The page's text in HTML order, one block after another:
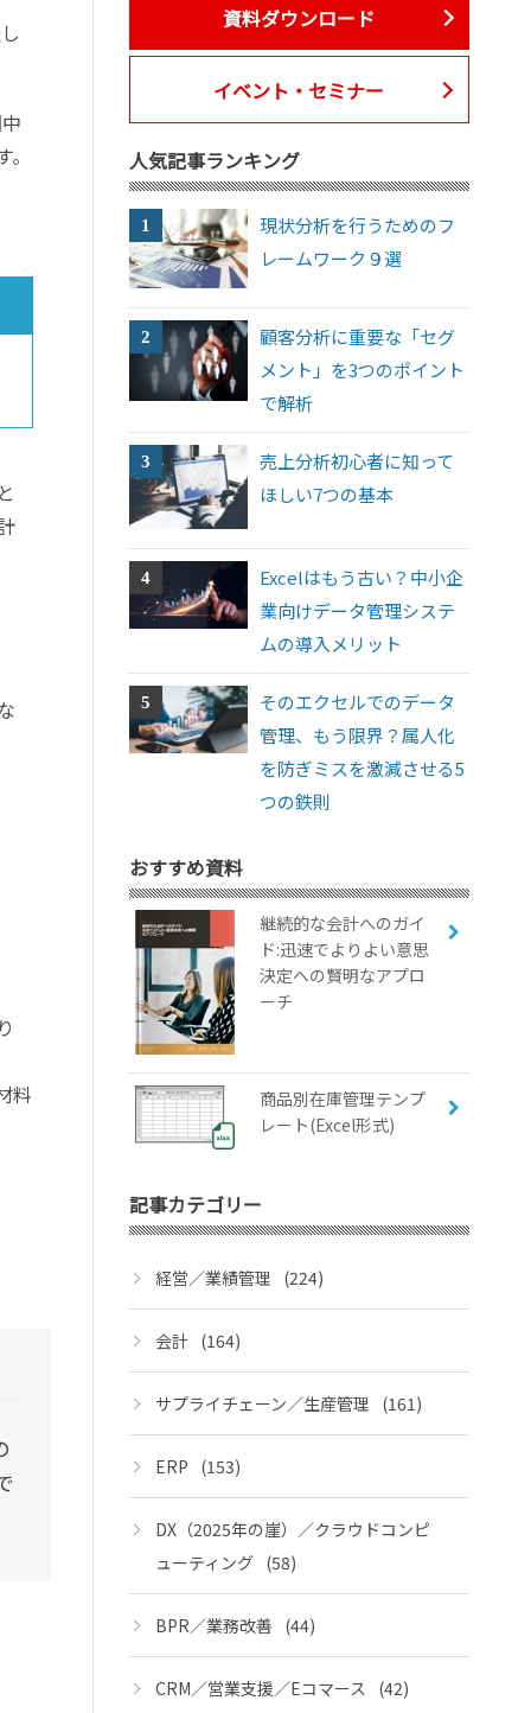
料
資料ダウンロード
イベント・セミナー
人気記事ランキング
現状分析を行うためのフ
レームワーク９選
顧客分析に重要な「セグ
メント」を3つのポイント
で解析
売上分析初心者に知って
ほしい7つの基本
Excelはもう古い？中小企
業向けデータ管理システ
ムの導入メリット
そのエクセルでのデータ
管理、もう限界？属人化
を防ぎミスを激減させる5
つの鉄則
おすすめ資料
継続的な会計へのガイ
ド:迅速でよりよい意思
決定への賢明なアプロ
ーチ
商品別在庫管理テンプ
レート(Excel形式)
記事カテゴリー
経営／業績管理 (224)
会計 (164)
サプライチェーン／生産管理 (161)
ERP (153)
DX（2025年の崖）／クラウドコンピ
ューティング (58)
BPR／業務改善 (44)
CRM／営業支援／Eコマース (42)